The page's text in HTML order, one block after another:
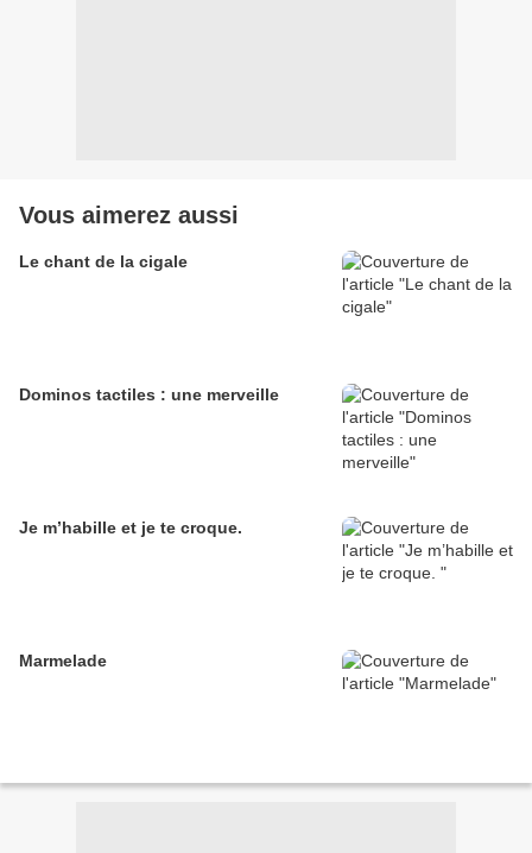
Vous aimerez aussi
Le chant de la cigale
Dominos tactiles : une merveille
Je m’habille et je te croque.
Marmelade